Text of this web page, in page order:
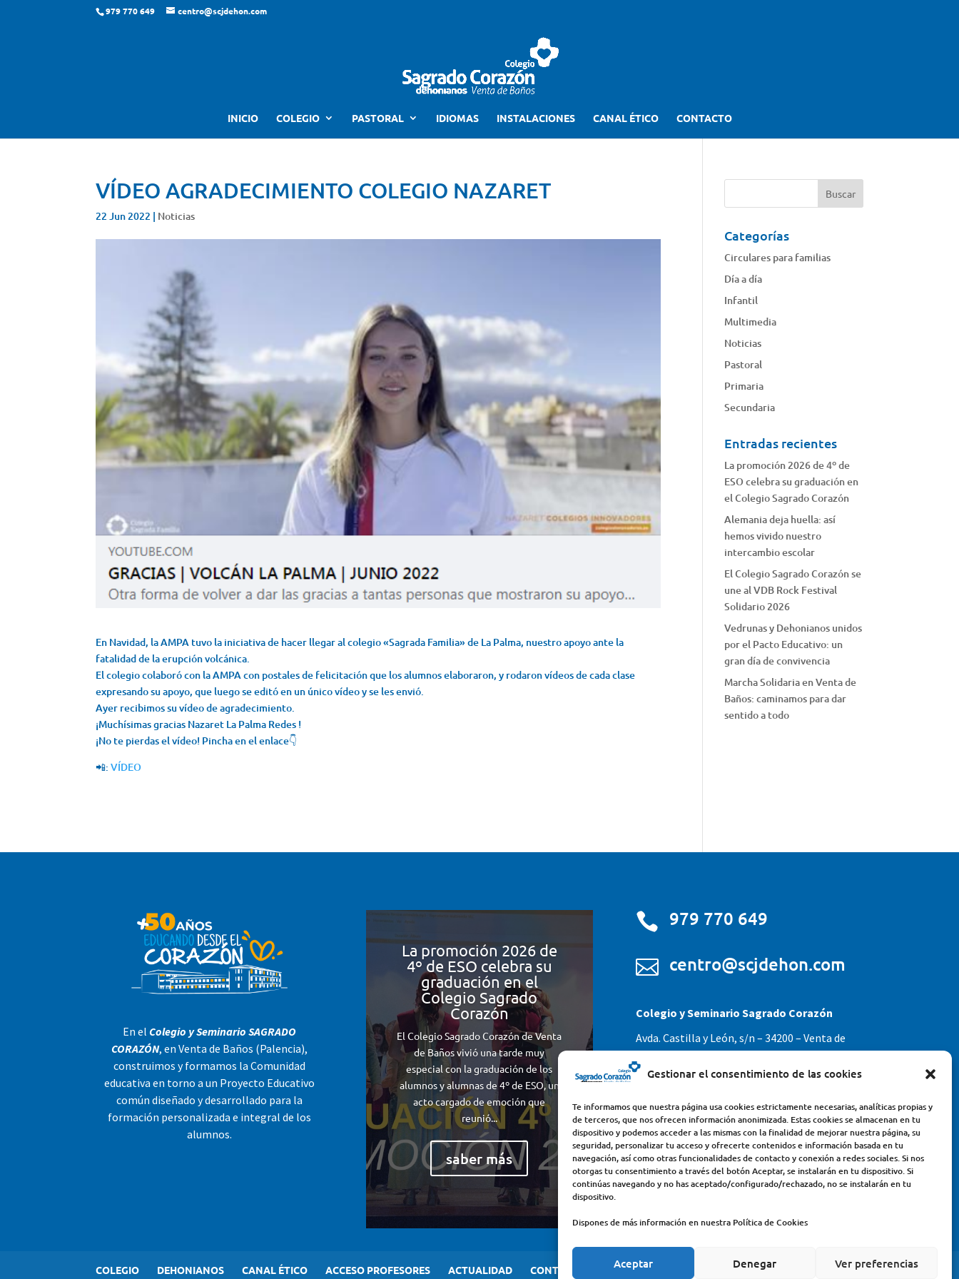
Gestionar el consentimiento de las cookies
Te informamos que nuestra página usa cookies estrictamente necesarias, analíticas propias y
de terceros, que nos ofrecen información anonimizada. Estas cookies se almacenan en tu
dispositivo y podemos acceder a las mismas con la finalidad de mejorar nuestra página, su
seguridad, personalizar tu acceso y ofrecerte contenidos e información basada en tu
navegación, así como otras funcionalidades de contacto y conexión a redes sociales. Si nos
otorgas tu consentimiento a través del botón Aceptar, se instalarán en tu dispositivo. Si
continúas navegando y no has aceptado/configurado/rechazado, no se instalarán en tu
dispositivo.
Dispones de más información en nuestra Política de Cookies
Aceptar Denegar Ver preferencias
979 770 649 centro@scjdehon.com
INICIO COLEGIO PASTORAL IDIOMAS INSTALACIONES CANAL ÉTICO CONTACTO
VÍDEO AGRADECIMIENTO COLEGIO NAZARET
22 Jun 2022 | Noticias
En Navidad, la AMPA tuvo la iniciativa de hacer llegar al colegio «Sagrada Familia» de La Palma, nuestro apoyo ante la
fatalidad de la erupción volcánica.
El colegio colaboró con la AMPA con postales de felicitación que los alumnos elaboraron, y rodaron vídeos de cada clase
expresando su apoyo, que luego se editó en un único vídeo y se les envió.
Ayer recibimos su vídeo de agradecimiento.
¡Muchísimas gracias Nazaret La Palma Redes !
¡No te pierdas el vídeo! Pincha en el enlace👇
📲:VÍDEO
Categorías
Circulares para familias
Día a día
Infantil
Multimedia
Noticias
Pastoral
Primaria
Secundaria
Entradas recientes
La promoción 2026 de 4º de
ESO celebra su graduación en
el Colegio Sagrado Corazón
Alemania deja huella: así
hemos vivido nuestro
intercambio escolar
El Colegio Sagrado Corazón se
une al VDB Rock Festival
Solidario 2026
Vedrunas y Dehonianos unidos
por el Pacto Educativo: un
gran día de convivencia
Marcha Solidaria en Venta de
Baños: caminamos para dar
sentido a todo
En el Colegio y Seminario SAGRADO
CORAZÓN, en Venta de Baños (Palencia),
construimos y formamos la Comunidad
educativa en torno a un Proyecto Educativo
común diseñado y desarrollado para la
formación personalizada e integral de los
alumnos.
La promoción 2026 de
4º de ESO celebra su
graduación en el
Colegio Sagrado
Corazón
El Colegio Sagrado Corazón de Venta
de Baños vivió una tarde muy
especial con la graduación de los
alumnos y alumnas de 4º de ESO, un
acto cargado de emoción que
reunió...
saber más
 979 770 649
 centro@scjdehon.com
Colegio y Seminario Sagrado Corazón
Avda. Castilla y León, s/n – 34200 – Venta de
Baños (Palencia) – Teléfono 979770649
COLEGIO DEHONIANOS CANAL ÉTICO ACCESO PROFESORES ACTUALIDAD CONTACTO AVISO LEGAL POLÍTICA DE PRIVACIDAD